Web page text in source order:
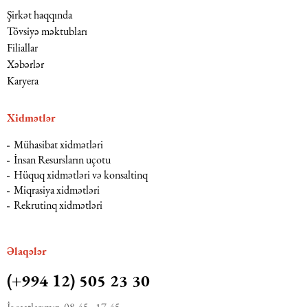
Şirkət haqqında
Tövsiyə məktubları
Filiallar
Xəbərlər
Karyera
Xidmətlər
Mühasibat xidmətləri
İnsan Resursların uçotu
Hüquq xidmətləri və konsaltinq
Miqrasiya xidmətləri
Rekrutinq xidmətləri
Əlaqələr
(+994 12) 505 23 30